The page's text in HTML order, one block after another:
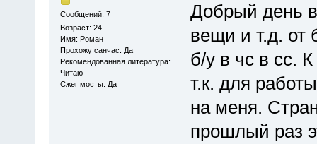
Сообщений: 7
Возраст: 24
Имя: Роман
Прохожу санчас: Да
Рекомендованная литература:
Читаю
Сжег мосты: Да
Добрый день
вещи и т.д. от
б/у в чс в сс.
т.к. для
на меня.
прошлый раз